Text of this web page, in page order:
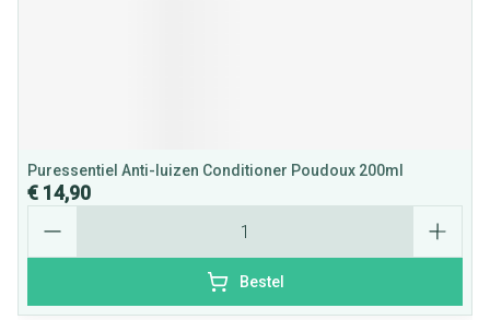
Puressentiel Anti-luizen Conditioner Poudoux 200ml
€ 14,90
Bestel